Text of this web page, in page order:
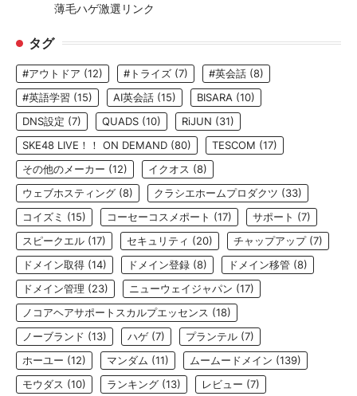
薄毛ハゲ激選リンク
タグ
#アウトドア (12) #トライズ (7) #英会話 (8)
#英語学習 (15) AI英会話 (15) BISARA (10)
DNS設定 (7) QUADS (10) RiJUN (31)
SKE48 LIVE！！ ON DEMAND (80) TESCOM (17)
その他のメーカー (12) イクオス (8)
ウェブホスティング (8) クラシエホームプロダクツ (33)
コイズミ (15) コーセーコスメポート (17) サポート (7)
スピークエル (17) セキュリティ (20) チャップアップ(7)
ドメイン取得 (14) ドメイン登録 (8) ドメイン移管 (8)
ドメイン管理 (23) ニューウェイジャパン (17)
ノコアヘアサポートスカルプエッセンス (18)
ノーブランド (13) ハゲ (7) プランテル (7)
ホーユー (12) マンダム (11) ムームードメイン (139)
モウダス (10) ランキング (13) レビュー (7)